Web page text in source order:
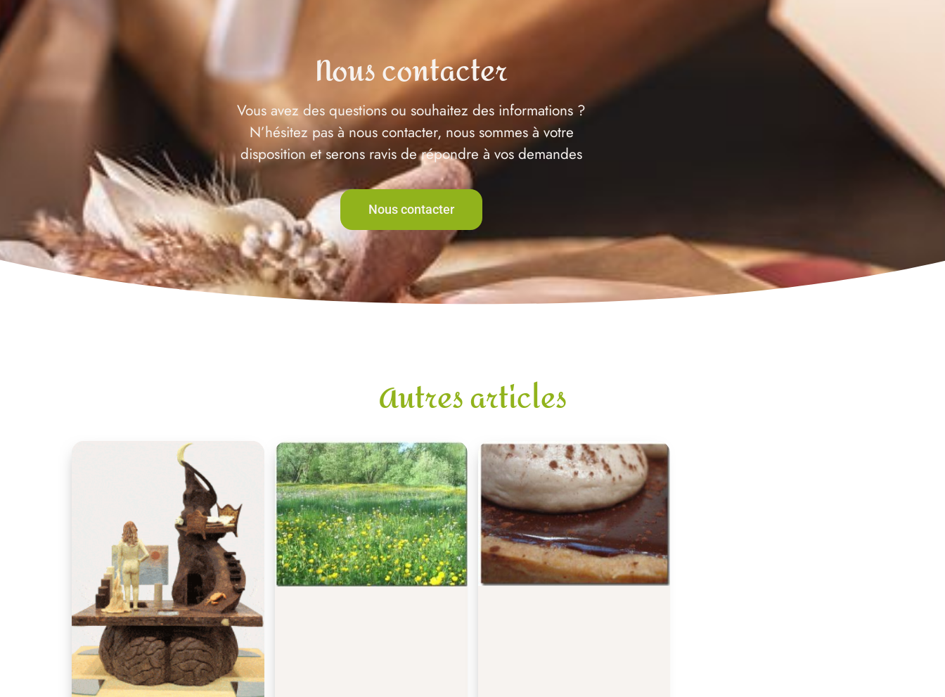
Nous contacter
Vous avez des questions ou souhaitez des informations ?
N’hésitez pas à nous contacter, nous sommes à votre
disposition et serons ravis de répondre à vos demandes
Nous contacter
Autres articles